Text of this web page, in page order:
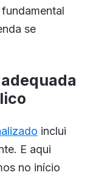
se
inclui
E aqui
no início